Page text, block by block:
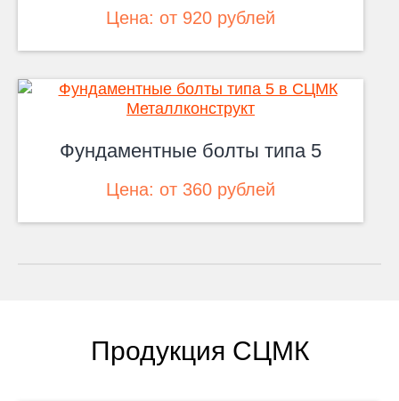
Цена: от 920 рублей
Фундаментные болты типа 5
Цена: от 360 рублей
Продукция СЦМК